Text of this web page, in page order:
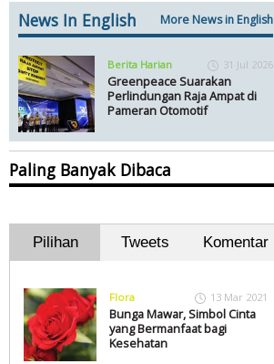
News In English More News in English
Berita Harian 31 Jul 2026
Greenpeace Suarakan
Perlindungan Raja Ampat di
Pameran Otomotif
Paling Banyak Dibaca
Pilihan Tweets Komentar
Flora 13 Mar 2021
Bunga Mawar, Simbol Cinta
yang Bermanfaat bagi
Kesehatan